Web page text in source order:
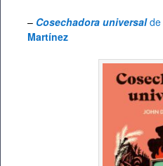
– Cosechadora universalde
Martínez